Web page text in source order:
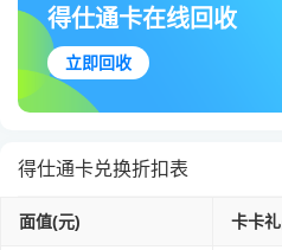
得仕通卡在线回收
立即回收
得仕通卡兑换折扣表
面值(元) 卡卡